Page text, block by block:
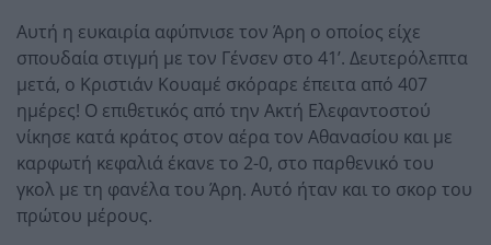
Αυτή η ευκαιρία αφύπνισε τον Άρη ο οποίος είχε
σπουδαία στιγμή με τον Γένσεν στο 41’. Δευτερόλεπτα
μετά, ο Κριστιάν Κουαμέ σκόραρε έπειτα από 407
ημέρες! Ο επιθετικός από την Ακτή Ελεφαντοστού
νίκησε κατά κράτος στον αέρα τον Αθανασίου και με
καρφωτή κεφαλιά έκανε το 2-0, στο παρθενικό του
γκολ με τη φανέλα του Άρη. Αυτό ήταν και το σκορ του
πρώτου μέρους.